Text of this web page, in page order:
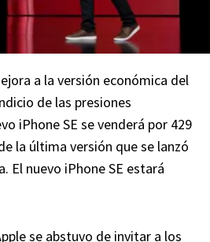
a la versión económica del
de las presiones
iPhone SE se venderá por 429
la última versión que se lanzó
El nuevo iPhone SE estará
se abstuvo de invitar a los